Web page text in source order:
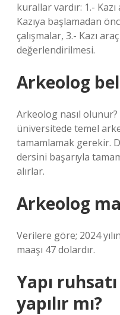
kurallar vardır: 1.-
Kazıya başlamadan
çalışmalar, 3.- Kazı
değerlendirilmesi.
Arkeolog
Arkeolog nasıl
üniversitede temel
tamamlamak gerekir.
dersini başarıyla
alırlar.
Arkeolog
Verilere göre; 2024
maaşı 47 dolardır.
Yapı
yapılır mı?